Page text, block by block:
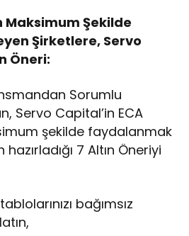
Maksimum Şekilde
Şirketlere, Servo
Öneri:
Sorumlu
Servo Capital’in ECA
şekilde faydalanmak
7 Altın Öneriyi
bağımsız